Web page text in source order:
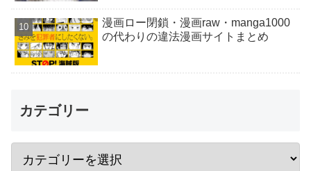
漫画ロー閉鎖・漫画raw・manga1000
の代わりの違法漫画サイトまとめ
カテゴリー